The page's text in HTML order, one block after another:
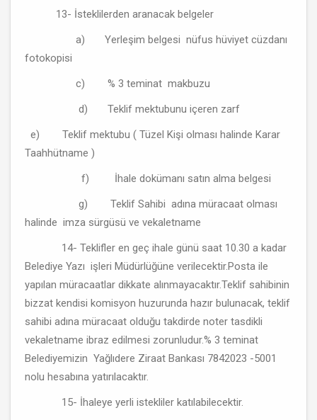
13- İsteklilerden aranacak belgeler
a) Yerleşim belgesi nüfus hüviyet cüzdanı
fotokopisi
c) % 3 teminat makbuzu
d) Teklif mektubunu içeren zarf
e) Teklif mektubu ( Tüzel Kişi olması halinde Karar
Taahhütname )
f) İhale dokümanı satın alma belgesi
g) Teklif Sahibi adına müracaat olması
halinde imza sürgüsü ve vekaletname
14- Teklifler en geç ihale günü saat 10.30 a kadar
Belediye Yazı işleri Müdürlüğüne verilecektir.Posta ile
yapılan müracaatlar dikkate alınmayacaktır.Teklif sahibinin
bizzat kendisi komisyon huzurunda hazır bulunacak, teklif
sahibi adına müracaat olduğu takdirde noter tasdikli
vekaletname ibraz edilmesi zorunludur.% 3 teminat
Belediyemizin Yağlıdere Ziraat Bankası 7842023 -5001
nolu hesabına yatırılacaktır.
15- İhaleye yerli istekliler katılabilecektir.